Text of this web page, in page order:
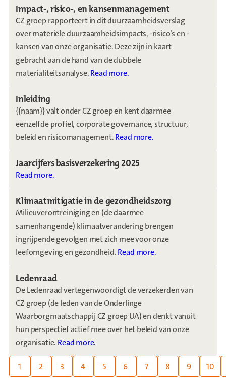
Impact-, risico-, en kansenmanagement
CZ groep rapporteert in dit duurzaamheidsverslag
over materiële duurzaamheidsimpacts, -risico’s en -
kansen van onze organisatie. Deze zijn in kaart
gebracht aan de hand van de dubbele
materialiteitsanalyse.Read more.
Inleiding
{{naam}} valt onder CZ groep en kent daarmee
eenzelfde profiel, corporate governance, structuur,
beleid en risicomanagement.Read more.
Jaarcijfers basisverzekering 2025
Read more.
Klimaatmitigatie in de gezondheidszorg
Milieuverontreiniging en (de daarmee
samenhangende) klimaatverandering brengen
ingrijpende gevolgen met zich mee voor onze
leefomgeving en gezondheid.Read more.
Ledenraad
De Ledenraad vertegenwoordigt de verzekerden van
CZ groep (de leden van de Onderlinge
Waarborgmaatschappij CZ groep UA) en denkt vanuit
hun perspectief actief mee over het beleid van onze
organisatie. Read more.
Page:
1 2 3 4 5 6 7 8 9 10